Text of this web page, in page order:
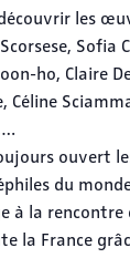
les
Sofia
ho, Claire
Céline
ouvert
du
à la rencontre
la France